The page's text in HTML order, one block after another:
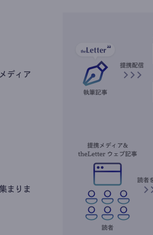
ディア
まりま